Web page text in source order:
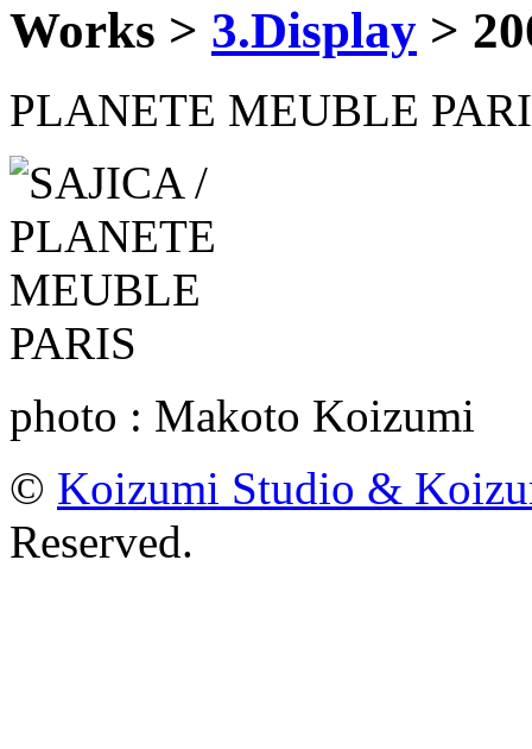
Works > 3.Display >
PLANETE MEUBLE
photo : Makoto Koizumi
© Koizumi Studio &
Reserved.